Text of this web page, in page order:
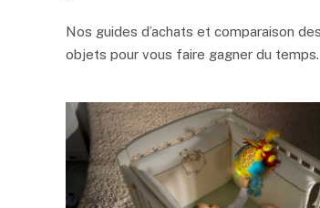
Nos guides d’achats et comparaison
objets pour vous faire gagner du temps.